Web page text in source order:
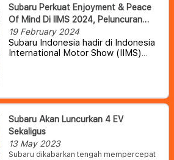
Subaru Perkuat Enjoyment & Peace
Of Mind Di IIMS 2024, Peluncuran
Garansi Resmi 5-Tahun & Harga
Subaru BRZ 2024
19 February 2024
Subaru Indonesia hadir di Indonesia
International Motor Show (IIMS)
garansi pabrik hingga 5 tahun untuk
semua lini kendaraan terbaru Subaru,
pengumuman harga resmi Subaru
BRZ model year 2024, hingga
program penjualan yang hanya
berlaku selama IIMS 2024; Tiket
Subaru Akan Luncurkan 4 EV
Sekaligus
13 May 2023
Subaru dikabarkan tengah mempercepat